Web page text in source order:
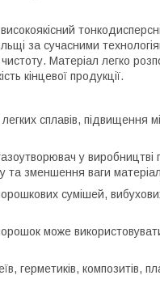
за сучасними
Матеріал легко
кінцевої продукції.
сплавів, підвищення
у
та зменшення ваги
сумішей,
може
герметиків, композитів,